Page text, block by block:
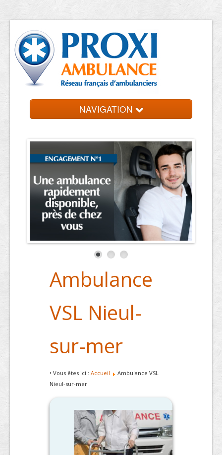
NAVIGATION
Trouvez votre ambulancier
Ambulance
VSL Nieul-
sur-mer
• Vous êtes ici : Accueil
Ambulance VSL
Nieul-sur-mer